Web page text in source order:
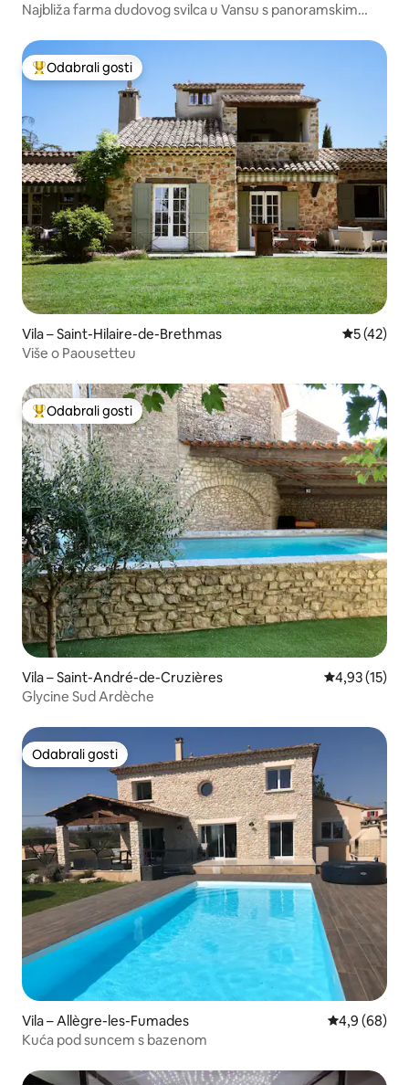
Najbliža farma dudovog svilca u Vansu s panoramskim
Među najviše rangiranima s oznakom „Odabrali gosti”
Odabrali gosti
Vila – Saint-Hilaire-de-Brethmas Prosječna
5 (42)
Više o Paousetteu
Među najviše rangiranima s oznakom „Odabrali gosti”
Odabrali gosti
Vila – Saint-André-de-Cruzières Prosječna
4,93 (15)
Glycine Sud Ardèche
Odabrali gosti
Odabrali gosti
Vila – Allègre-les-Fumades Prosječna
4,9 (68)
Kuća pod suncem s bazenom